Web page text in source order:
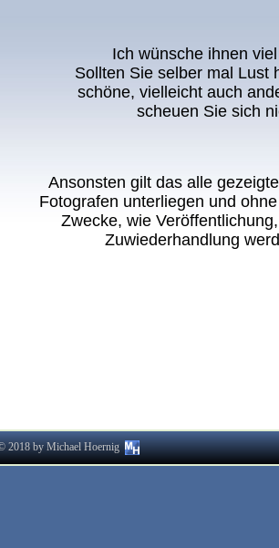
Ich wünsche ihnen
Sollten Sie selber mal Lust
schöne, vielleicht auch
scheuen Sie sich
Ansonsten gilt das alle
Fotografen unterliegen und
Zwecke, wie
Zuwiederhandlung
2018 by Michael Hoernig